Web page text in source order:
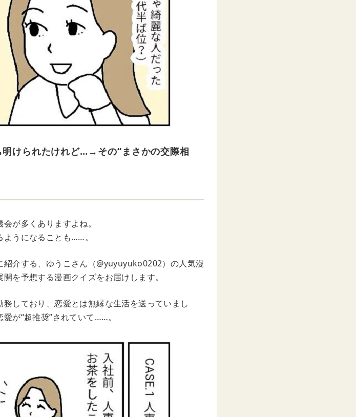
明けられたけれど…→その“まさかの交際相
が多くありますよね。
うになることも……。
介する、ゆうこさん（@yuyuyuko0202）の人気漫
を予想する漫画クイズをお届けします。
しており、恋愛とは無縁な生活を送っていまし
が“超推奨”されていて……。